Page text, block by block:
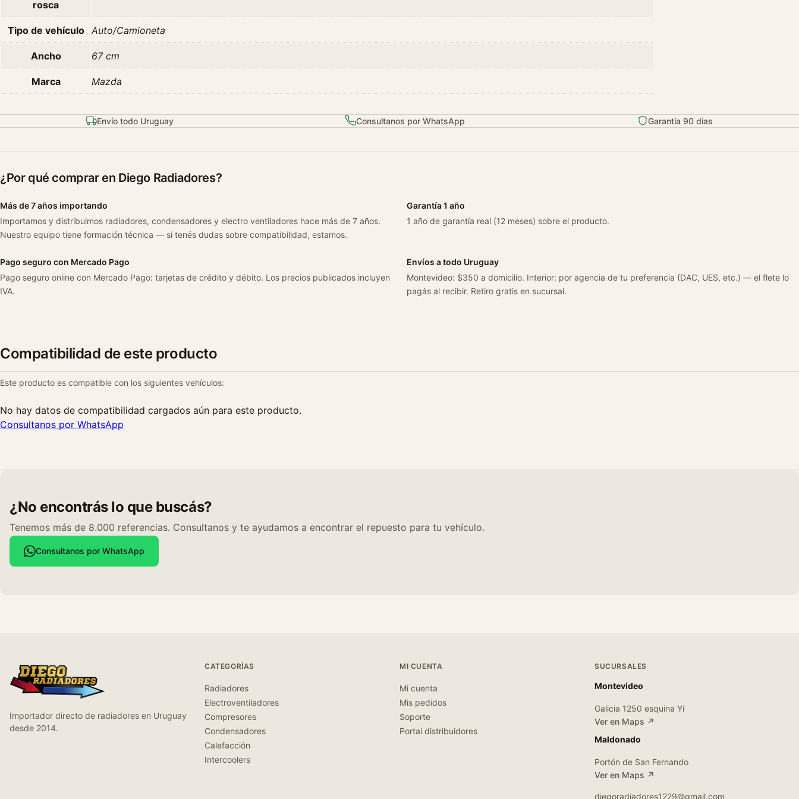
rosca
Tipo de vehículo Auto/Camioneta
Ancho 67 cm
Marca Mazda
Envío todo Uruguay Consultanos por WhatsApp Garantía 90 días
¿Por qué comprar en Diego Radiadores?
Más de 7 años importando
Importamos y distribuimos radiadores, condensadores y electro ventiladores hace más de 7 años.
Nuestro equipo tiene formación técnica — si tenés dudas sobre compatibilidad, estamos.
Garantía 1 año
1 año de garantía real (12 meses) sobre el producto.
Pago seguro con Mercado Pago
Pago seguro online con Mercado Pago: tarjetas de crédito y débito. Los precios publicados incluyen
IVA.
Envíos a todo Uruguay
Montevideo: $350 a domicilio. Interior: por agencia de tu preferencia (DAC, UES, etc.) — el flete lo
pagás al recibir. Retiro gratis en sucursal.
Compatibilidad de este producto
Este producto es compatible con los siguientes vehículos:
No hay datos de compatibilidad cargados aún para este producto.
Consultanos por WhatsApp
¿No encontrás lo que buscás?
Tenemos más de 8.000 referencias. Consultanos y te ayudamos a encontrar el repuesto para tu vehículo.
Consultanos por WhatsApp
Importador directo de radiadores en Uruguay
desde 2014.
CATEGORÍAS
Radiadores
Electroventiladores
Compresores
Condensadores
Calefacción
Intercoolers
MI CUENTA
Mi cuenta
Mis pedidos
Soporte
Portal distribuidores
SUCURSALES
Montevideo
Galicia 1250 esquina Yí
Ver en Maps ↗
Maldonado
Portón de San Fernando
Ver en Maps ↗
diegoradiadores1229@gmail.com